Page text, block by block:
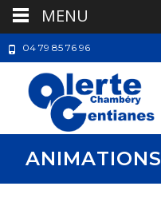
04 79 85 76 96
ANIMATIONS
MENU